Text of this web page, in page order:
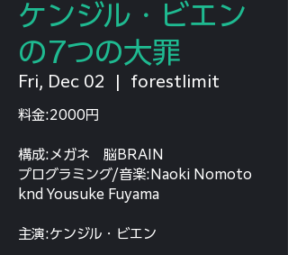
ケンジル・ビエン
の7つの大罪
Fri, Dec 02 forestlimit
料金:2000円
構成:メガネ 脳BRAIN
プログラミング/音楽:Naoki Nomoto
knd Yousuke Fuyama
主演:ケンジル・ビエン